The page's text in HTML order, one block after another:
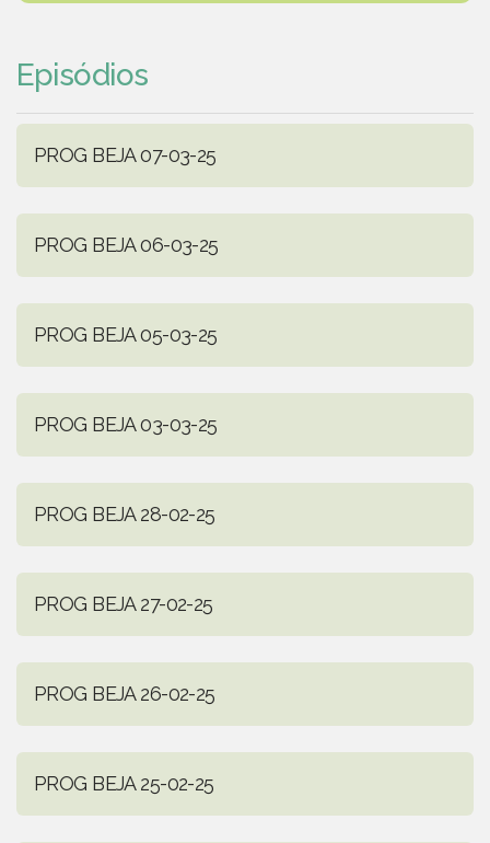
Episódios
PROG BEJA 07-03-25
PROG BEJA 06-03-25
PROG BEJA 05-03-25
PROG BEJA 03-03-25
PROG BEJA 28-02-25
PROG BEJA 27-02-25
PROG BEJA 26-02-25
PROG BEJA 25-02-25